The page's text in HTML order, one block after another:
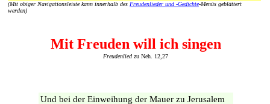
(Mit obiger Navigationsleiste kann innerhalb des Freudenlieder und -Gedichte-Menüs geblättert
werden)
Mit Freuden will ich singen
Freudenlied zu Neh. 12,27
Und bei der Einweihung der Mauer zu Jerusalem